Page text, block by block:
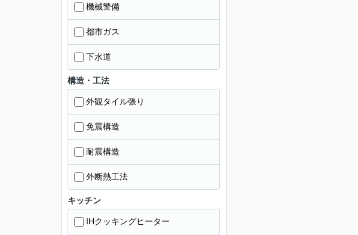
機械警備
都市ガス
下水道
構造・工法
外観タイル張り
免震構造
耐震構造
外断熱工法
キッチン
IHクッキングヒーター